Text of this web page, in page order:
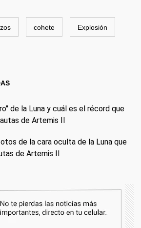
cohete Explosión
de la Luna y cuál es el récord que
de Artemis II
de la cara oculta de la Luna que
de Artemis II